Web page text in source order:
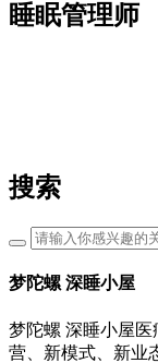
睡眠管理师
搜索
梦陀螺 深睡小屋
梦陀螺 深睡小屋
营、新模式、新业